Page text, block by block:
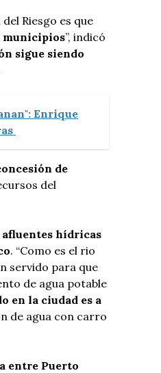
Riesgo es que
municipios”, indicó
sigue siendo
Enrique
de
del
afluentes hídricas
. “Como es el rio
servido para que
de agua potable
en la ciudad es a
de agua con carro
entre Puerto